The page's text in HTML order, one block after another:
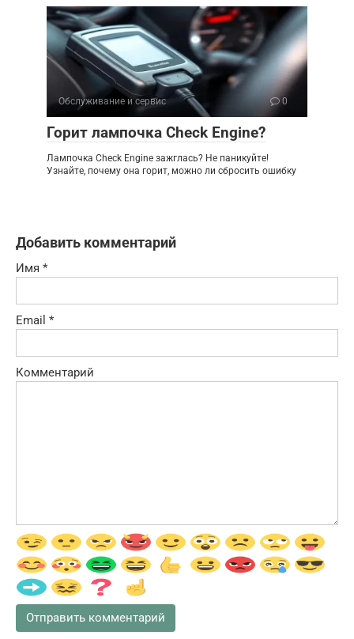
Обслуживание и сервис 0
Горит лампочка Check Engine?
Лампочка Check Engine зажглась? Не паникуйте!
Узнайте, почему она горит, можно ли сбросить ошибку
Добавить комментарий
Имя *
Email *
Комментарий